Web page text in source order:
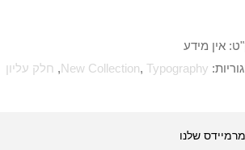
אין מידע
New Collection, Typography
, חלק עליון
שלנו